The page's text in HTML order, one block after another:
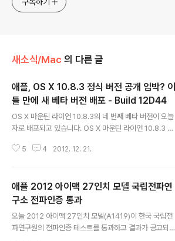
새소식/Mac 의 다른 글
애플, OS X 10.8.3 정식 버전 공개 임박? 이
틀 만에 새 베타 버전 배포 - Build 12D44
OS X 마운틴 라이언 10.8.3의 네 번째 베타 버전이 오늘
자로 배포되고 있습니다. OS X 마운틴 라이언 10.8.3 세
이 나와 정식 버전 공개가 임박한 것이 아닌가 하는 예측이
cus Area)이 지난 빌드와 완전히 동일하고 별도로 알려진
버그도 없는 상태입니다. 이전 버전의 변경점이 궁금하신
분들은 지난 버전의 릴리스 노트를 그대로 참고해주시면
될 것 같습니다. (➥ 링크) 별도로 12D38 빌드부터 도입된
'OS X Software Update Seed Configuration Utilit
5 4 2012. 12. 21.
애플 2012 아이맥 27인치 모델 국립전파연
구소 전파인증 통과
오늘 2012 아이맥 27인치 모델(A1419)이 한국 국립전
파연구원의 전파인증 테스트를 통과하고 결과가 공고되었